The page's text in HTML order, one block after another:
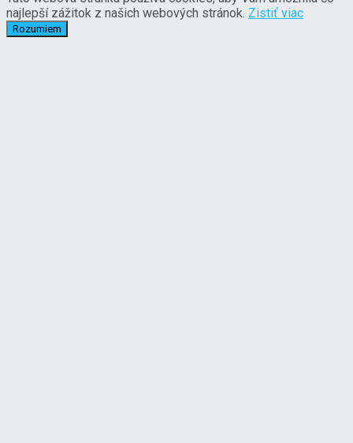
najlepší zážitok z našich webových stránok. Zistiť viac
Rozumiem